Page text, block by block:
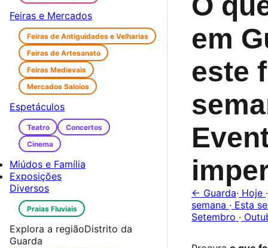
em
este
← Guarda· Hoje ·
semana · Esta
Setembro ·
Feiras e Mercados
Feiras de Antiguidades e Velharias
Feiras de Artesanato
Feiras Medievais
Mercados Saloios
Espetáculos
Teatro
Concertos
Cinema
Miúdos e Família
Exposições
Diversos
Praias Fluviais
Explora a regiãoDistrito da
Guarda